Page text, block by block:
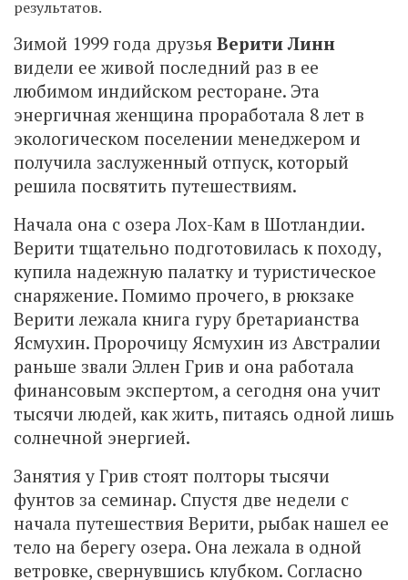
результатов.
Зимой 1999 года друзья Верити Линн
видели ее живой последний раз в ее
любимом индийском ресторане. Эта
энергичная женщина проработала 8 лет в
экологическом поселении менеджером и
получила заслуженный отпуск, который
решила посвятить путешествиям.
Начала она с озера Лох-Кам в Шотландии.
Верити тщательно подготовилась к походу,
купила надежную палатку и туристическое
снаряжение. Помимо прочего, в рюкзаке
Верити лежала книга гуру бретарианства
Ясмухин. Пророчицу Ясмухин из Австралии
раньше звали Эллен Грив и она работала
финансовым экспертом, а сегодня она учит
тысячи людей, как жить, питаясь одной лишь
солнечной энергией.
Занятия у Грив стоят полторы тысячи
фунтов за семинар. Спустя две недели с
начала путешествия Верити, рыбак нашел ее
тело на берегу озера. Она лежала в одной
ветровке, свернувшись клубком. Согласно